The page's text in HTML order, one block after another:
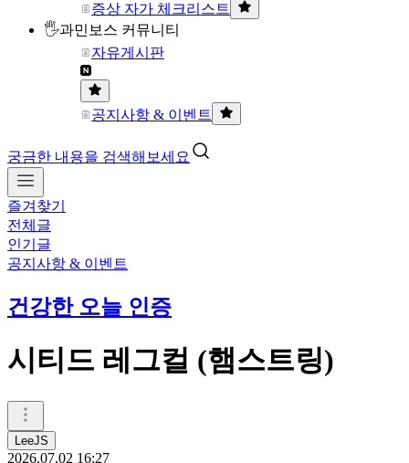
증상 자가 체크리스트
🖐과민보스 커뮤니티
자유게시판
공지사항 & 이벤트
궁금한 내용을 검색해보세요
즐겨찾기
전체글
인기글
공지사항 & 이벤트
건강한 오늘 인증
시티드 레그컬 (햄스트링)
LeeJS
2026.07.02 16:27